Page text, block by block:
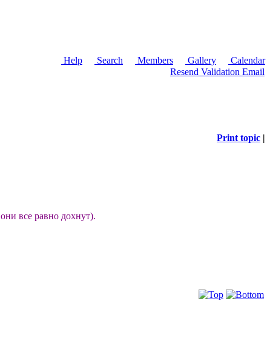
Help Search Members Gallery
Calendar
Resend Validation Email
Print topic |
все равно дохнут).